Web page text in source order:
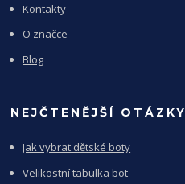
Kontakty
O značce
Blog
NEJČTENĚJŠÍ OTÁZKY
Jak vybrat dětské boty
Velikostní tabulka bot